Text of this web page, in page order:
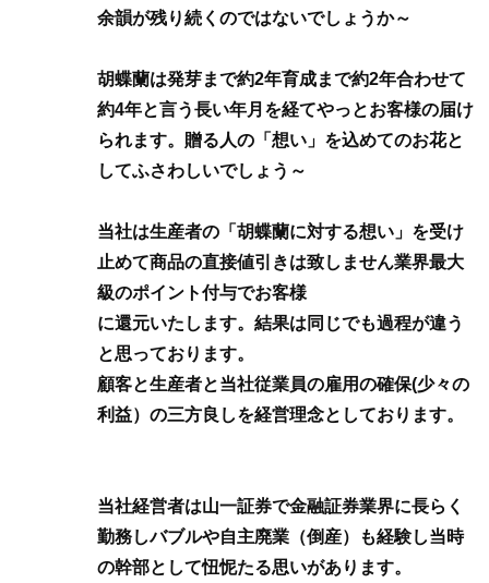
余韻が残り続くのではないでしょうか～
胡蝶蘭は発芽まで約2年育成まで約2年合わせて
約4年と言う長い年月を経てやっとお客様の届け
られます。贈る人の「想い」を込めてのお花と
してふさわしいでしょう～
当社は生産者の「胡蝶蘭に対する想い」を受け
止めて商品の直接値引きは致しません業界最大
級のポイント付与でお客様
に還元いたします。結果は同じでも過程が違う
と思っております。
顧客と生産者と当社従業員の雇用の確保(少々の
利益）の三方良しを経営理念としております。
当社経営者は山一証券で金融証券業界に長らく
勤務しバブルや自主廃業（倒産）も経験し当時
の幹部として忸怩たる思いがあります。